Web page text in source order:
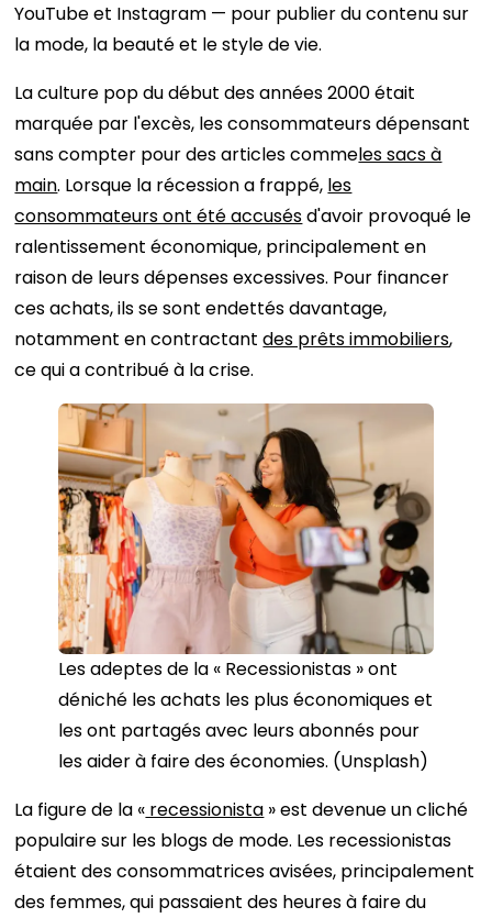
YouTube et Instagram — pour publier du contenu sur
la mode, la beauté et le style de vie.
La culture pop du début des années 2000 était
marquée par l'excès, les consommateurs dépensant
sans compter pour des articles commeles sacs à
main. Lorsque la récession a frappé, les
consommateurs ont été accusésd'avoir provoqué le
ralentissement économique, principalement en
raison de leurs dépenses excessives. Pour financer
ces achats, ils se sont endettés davantage,
notamment en contractantdes prêts immobiliers,
ce qui a contribué à la crise.
Les adeptes de la « Recessionistas » ont
déniché les achats les plus économiques et
les ont partagés avec leurs abonnés pour
les aider à faire des économies. (Unsplash)
La figure de la « recessionista » est devenue un cliché
populaire sur les blogs de mode. Les recessionistas
étaient des consommatrices avisées, principalement
des femmes, qui passaient des heures à faire du